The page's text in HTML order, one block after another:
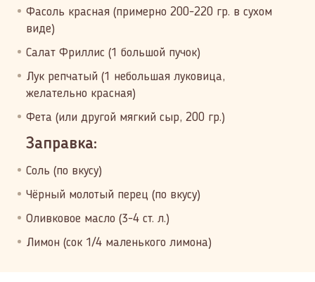
Фасоль красная (примерно 200-220 гр. в сухом
виде)
Салат Фриллис (1 большой пучок)
Лук репчатый (1 небольшая луковица,
желательно красная)
Фета (или другой мягкий сыр, 200 гр.)
Заправка:
Соль (по вкусу)
Чёрный молотый перец (по вкусу)
Оливковое масло (3-4 ст. л.)
Лимон (сок 1/4 маленького лимона)